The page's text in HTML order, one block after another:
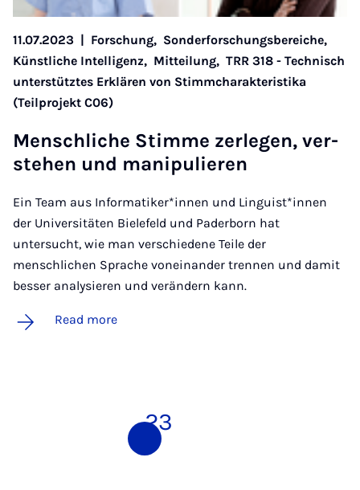
11.07.2023 | Forschung, Sonderforschungsbereiche,
Künstliche Intelligenz, Mitteilung, TRR 318 - Technisch
unterstütztes Erklären von Stimmcharakteristika
(Teilprojekt C06)
Mensch­liche Stimme zer­le­gen, ver­
stehen und ma­nip­ulier­en
Ein Team aus Informatiker*innen und Linguist*innen
der Universitäten Bielefeld und Paderborn hat
untersucht, wie man verschiedene Teile der
menschlichen Sprache voneinander trennen und damit
besser analysieren und verändern kann.
Read more
1 23